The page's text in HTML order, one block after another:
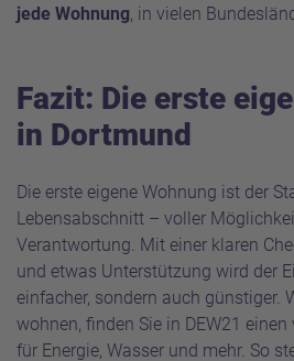
jede Wohnung, in vielen
Fazit: Die erste
in Dortmund
Die erste eigene Wohnung ist der
Lebensabschnitt – voller
Verantwortung. Mit einer klaren
und etwas Unterstützung wird der
einfacher, sondern auch günstiger.
wohnen, finden Sie in DEW21
für Energie, Wasser und mehr. So